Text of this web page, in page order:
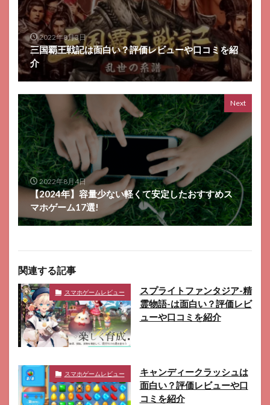
2022年8月3日
三国覇王戦記は面白い？評価レビューや口コミを紹
介
Next
2022年8月4日
【2024年】容量少ない軽くて安定したおすすめス
マホゲーム17選!
関連する記事
スマホゲームレビュー
スプライトファンタジア-精
霊物語-は面白い？評価レビ
ューや口コミを紹介
スマホゲームレビュー
キャンディークラッシュは
面白い？評価レビューや口
コミを紹介